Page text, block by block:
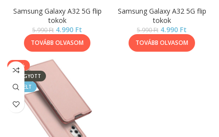
Samsung Galaxy A32 5G flip
tokok
5.990Ft 4.990 Ft
TOVÁBB OLVASOM
Samsung Galaxy A32 5G flip
tokok
5.990Ft 4.990 Ft
TOVÁBB OLVASOM
-17%
ELFOGYOTT
KIEMELT